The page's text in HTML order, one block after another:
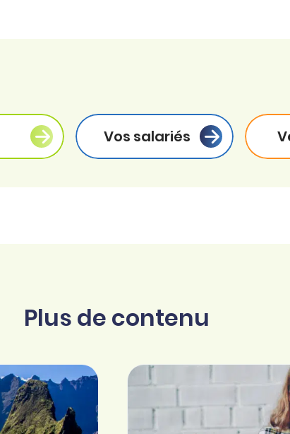
Vos salariés
Plus de contenu